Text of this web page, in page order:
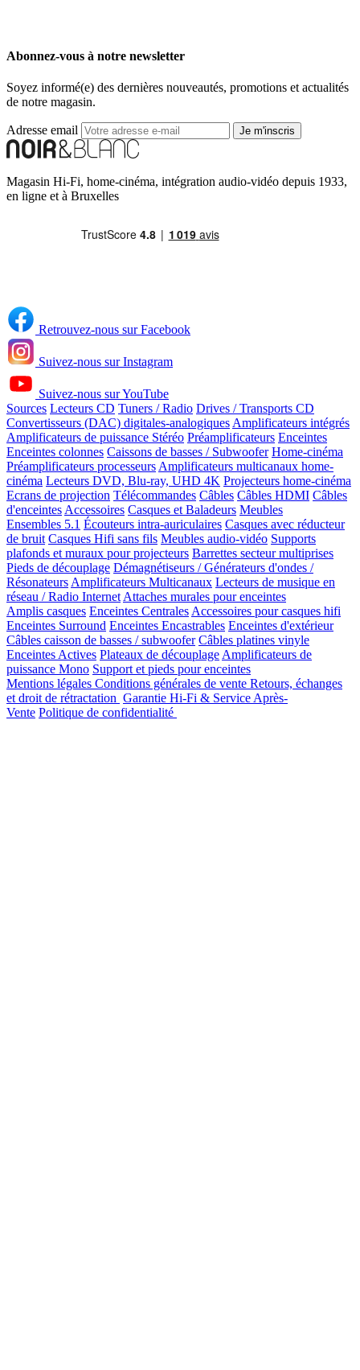
Abonnez-vous à notre newsletter
Soyez informé(e) des dernières nouveautés, promotions et actualités
de notre magasin.
Adresse email Je m'inscris
Magasin Hi-Fi, home-cinéma, intégration audio-vidéo depuis 1933,
en ligne et à Bruxelles
Retrouvez-nous sur Facebook
Suivez-nous sur Instagram
Suivez-nous sur YouTube
Sources Lecteurs CD Tuners / Radio Drives / Transports CD
Convertisseurs (DAC) digitales-analogiques Amplificateurs intégrés
Amplificateurs de puissance Stéréo Préamplificateurs Enceintes
Enceintes colonnes Caissons de basses / Subwoofer Home-cinéma
Préamplificateurs processeurs Amplificateurs multicanaux home-
cinéma Lecteurs DVD, Blu-ray, UHD 4K Projecteurs home-cinéma
Ecrans de projection Télécommandes Câbles Câbles HDMI Câbles
d'enceintes Accessoires Casques et Baladeurs Meubles
Ensembles 5.1 Écouteurs intra-auriculaires Casques avec réducteur
de bruit Casques Hifi sans fils Meubles audio-vidéo Supports
plafonds et muraux pour projecteurs Barrettes secteur multiprises
Pieds de découplage Démagnétiseurs / Générateurs d'ondes /
Résonateurs Amplificateurs Multicanaux Lecteurs de musique en
réseau / Radio Internet Attaches murales pour enceintes
Amplis casques Enceintes Centrales Accessoires pour casques hifi
Enceintes Surround Enceintes Encastrables Enceintes d'extérieur
Câbles caisson de basses / subwoofer Câbles platines vinyle
Enceintes Actives Plateaux de découplage Amplificateurs de
puissance Mono Support et pieds pour enceintes
Mentions légales Conditions générales de vente Retours, échanges
et droit de rétractation Garantie Hi-Fi & Service Après-
Vente Politique de confidentialité